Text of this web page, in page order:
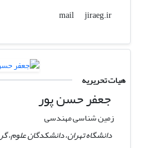
mail
jiraeg.ir
هیات تحریریه
جعفر حسن پور
زمین شناسی مهندسی
دانشگاه تهران، دانشکدگان علوم،